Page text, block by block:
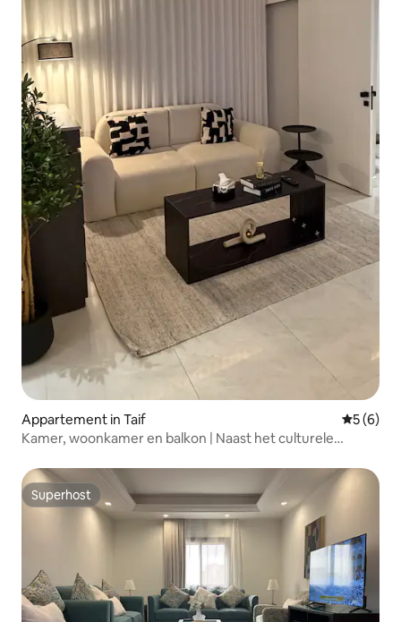
Appartement in Taif
5 (6)
Kamer, woonkamer en balkon | Naast het culturele
Superhost
Superhost